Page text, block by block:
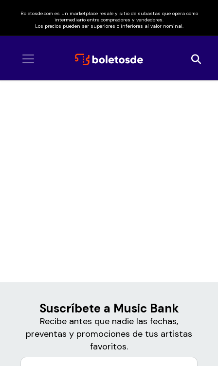
Boletosde.com es un marketplace resale y sitio de subastas que opera como
intermediario entre compradores y vendedores.
Los precios pueden ser superiores o inferiores al valor nominal.
Suscríbete a Music Bank
Recibe antes que nadie las fechas,
preventas y promociones de tus artistas
favoritos.